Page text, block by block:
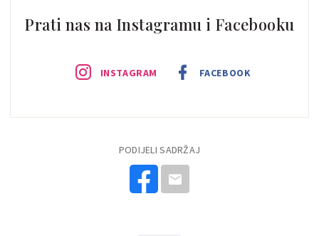
Prati nas na Instagramu i Facebooku
INSTAGRAM FACEBOOK
PODIJELI SADRŽAJ